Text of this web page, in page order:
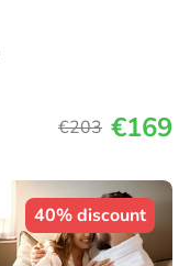
€203 €169
40% discount